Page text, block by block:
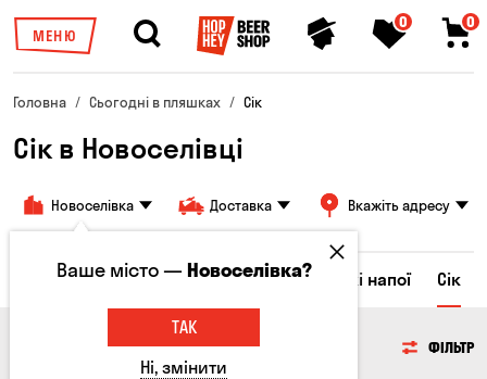
МЕНЮ
0 0
Головна Сьогодні в пляшках Сік
Сік в Новоселівці
Новоселівка Доставка Вкажіть адресу
Вода Енергетичні напої Солодкі напої Сік
ФІЛЬТР
Ваше місто —Новоселівка?
ТАК
Ні, змінити